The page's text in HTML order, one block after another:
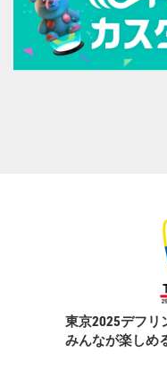
東京2025デフリ
みんなが楽しめ